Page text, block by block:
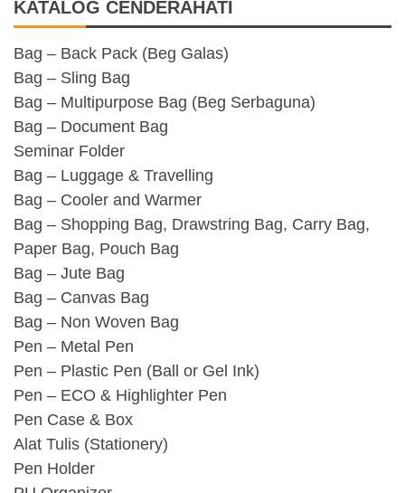
KATALOG CENDERAHATI
Bag – Back Pack (Beg Galas)
Bag – Sling Bag
Bag – Multipurpose Bag (Beg Serbaguna)
Bag – Document Bag
Seminar Folder
Bag – Luggage & Travelling
Bag – Cooler and Warmer
Bag – Shopping Bag, Drawstring Bag, Carry Bag,
Paper Bag, Pouch Bag
Bag – Jute Bag
Bag – Canvas Bag
Bag – Non Woven Bag
Pen – Metal Pen
Pen – Plastic Pen (Ball or Gel Ink)
Pen – ECO & Highlighter Pen
Pen Case & Box
Alat Tulis (Stationery)
Pen Holder